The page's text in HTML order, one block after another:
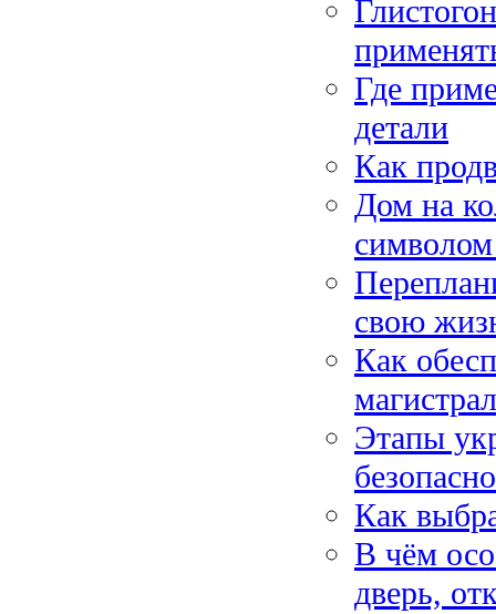
Где
детали
Как
Дом на
свою
Как
Этапы
Как
В чём
дверь,